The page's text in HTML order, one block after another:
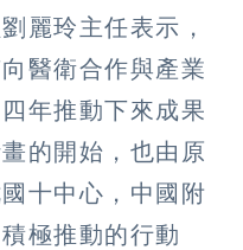
麗玲主任表示，
醫衛合作與產業
年推動下來成果
的開始，也由原
十中心，中國附
極推動的行動